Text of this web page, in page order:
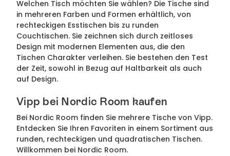
Welchen Tisch möchten Sie wählen? Die Tische sind
in mehreren Farben und Formen erhältlich, von
rechteckigen Esstischen bis zu runden
Couchtischen. Sie zeichnen sich durch zeitloses
Design mit modernen Elementen aus, die den
Tischen Charakter verleihen. Sie bestehen den Test
der Zeit, sowohl in Bezug auf Haltbarkeit als auch
auf Design.
Vipp bei Nordic Room kaufen
Bei Nordic Room finden Sie mehrere Tische von Vipp.
Entdecken Sie Ihren Favoriten in einem Sortiment aus
runden, rechteckigen und quadratischen Tischen.
Willkommen bei Nordic Room.